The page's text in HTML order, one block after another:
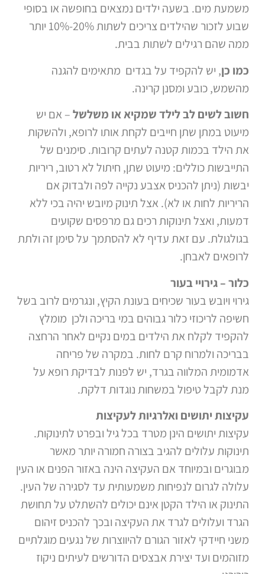
משמעת מים. בשעה ילדים נמצאים בחופשה או בסופי
שבוע לזכור שהילדים צריכים לשתות 20%-10% יותר
ממה שהם רגילים לשתות בבית.
כמו כן, יש להקפיד על בגדים מתאימים להגנה
מהשמש, כובע ומסנן קרינה.
חשוב לשים לב לילד שמקיא או משלשל– אם יש
מיעוט במתן שתן חייבים לקחת אותו לרופא, ולהשקות
את הילד בכמות קטנה לעתים קרובות. סימנים של
התייבשות כוללים: מיעוט שתן, חיתול לא רטוב, ריריות
יבשות (ניתן להכניס אצבע נקייה לפה ולבדוק אם
הריריות לחות או לא). אצל תינוק מיובש יהיה בכי ללא
דמעות, ואצל תינוקות רכים גם מרפסים שקועים
בגולגולת. עם זאת עדיף לא להסתמך על סימן זה ולתת
לרופאים לאבחן.
כלור – גירויי בעור
גירוי ויובש בעור שכיחים בעונת הקיץ, ונגרמים לרוב בשל
חשיפה לריכוזי כלור גבוהים במי בריכה ולכן מומלץ
להקפיד לקלח את הילדים במים נקיים לאחר הרחצה
בבריכה ולמרוח קרם לחות. במקרה של פריחה
אדמומית המלווה בגרד, יש לפנות לבדיקת רופא על
מנת לקבל טיפול במשחות נוגדות דלקת.
עקיצות יתושים ואלרגיות לעקיצות
עקיצות יתושים הינן מטרד בכל גיל ובפרט לתינוקות.
תינוקות עלולים להגיב בצורה חמורה יותר מאשר
מבוגרים ובמיוחד אם העקיצה הינה באזור הפנים או העין
עלולה לגרום לנפיחות משמעותית עד לסגירה של העין.
התינוק או הילד הקטן אינם יכולים להשתלט על תחושת
הגרד ועלולים לגרד את העקיצה ובכך להכניס זיהום
משני חיידקי לאזור הגורם להיווצרות של נגעים מוגלתיים
מזוהמים ועד יצירת אבצסים הדורשים לעיתים ניקוז